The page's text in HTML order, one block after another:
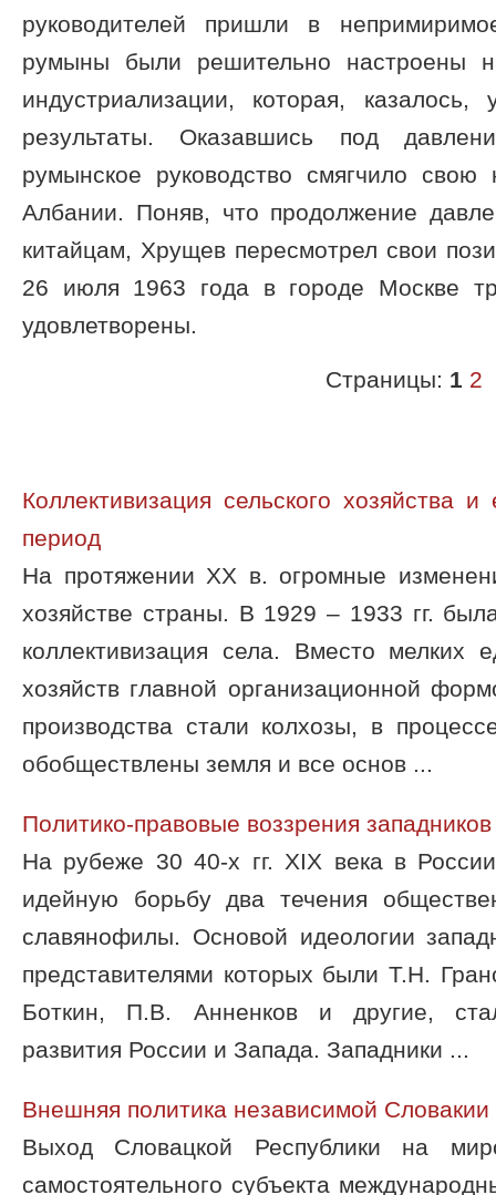
руководителей пришли в
румыны были решительно настроены
индустриализации, которая,
результаты. Оказавшись под
румынское руководство смягчило
Албании. Поняв, что продолжение
китайцам, Хрущев пересмотрел свои
26 июля 1963 года в городе Москве
удовлетворены.
Страницы: 1 2
Коллективизация сельского хозяйства
период
На протяжении ХХ в. огромные
хозяйстве страны. В 1929 – 1933 гг.
коллективизация села. Вместо мелких
хозяйств главной организационной
производства стали колхозы, в
обобществлены земля и все основ ...
Политико-правовые воззрения
На рубеже 30 40-х гг. XIX века в
идейную борьбу два течения
славянофилы. Основой идеологии
представителями которых были Т.Н.
Боткин, П.В. Анненков и другие,
развития России и Запада. Западники ...
Внешняя политика независимой Словакии
Выход Словацкой Республики на
самостоятельного субъекта